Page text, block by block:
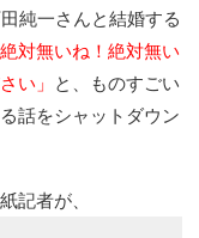
純一さんと結婚する
絶対無いね！絶対無い
い」
と、ものすごい
話をシャットダウン
記者が、